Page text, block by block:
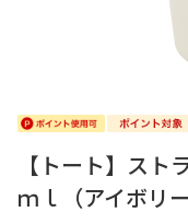
【トート】スト
ｍｌ（アイボリ